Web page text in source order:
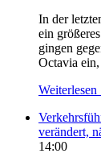
In der
ein
gingen
Octavia
verändert,
14:00